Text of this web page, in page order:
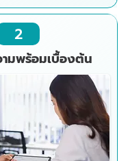
2
ามพร้อมเบื้องต้น